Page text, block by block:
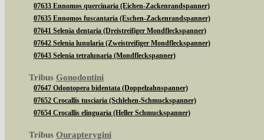
07633 Ennomos quercinaria (Eichen-Zackenrandspanner)
07635 Ennomos fuscantaria (Eschen-Zackenrandspanner)
07641 Selenia dentaria (Dreistreifiger Mondfleckspanner)
07642 Selenia lunularia (Zweistreifiger Mondfleckspanner)
07643 Selenia tetralunaria (Mondfleckspanner)
Tribus Gonodontini
07647 Odontopera bidentata (Doppelzahnspanner)
07652 Crocallis tusciaria (Schlehen-Schmuckspanner)
07654 Crocallis elinguaria (Heller Schmuckspanner)
Tribus Ourapterygini